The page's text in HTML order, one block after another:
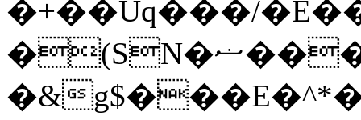
�+��Uq���/
�(SN�ޟ����
�&